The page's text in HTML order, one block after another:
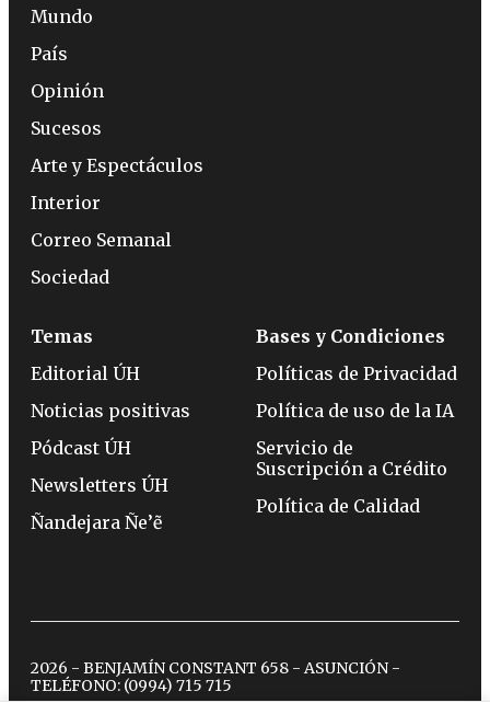
Mundo
País
Opinión
Sucesos
Arte y Espectáculos
Interior
Correo Semanal
Sociedad
Temas
Editorial ÚH
Noticias positivas
Pódcast ÚH
Newsletters ÚH
Ñandejara Ñe’ẽ
Bases y Condiciones
Políticas de Privacidad
Política de uso de la IA
Servicio de
Suscripción a Crédito
Política de Calidad
2026 - BENJAMÍN CONSTANT 658 - ASUNCIÓN -
TELÉFONO: (0994) 715 715